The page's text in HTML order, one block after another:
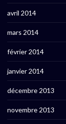
avril 2014
mars 2014
février 2014
janvier 2014
décembre 2013
novembre 2013